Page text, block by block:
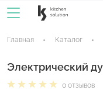
Главная Каталог
Электрический
0 отзывов